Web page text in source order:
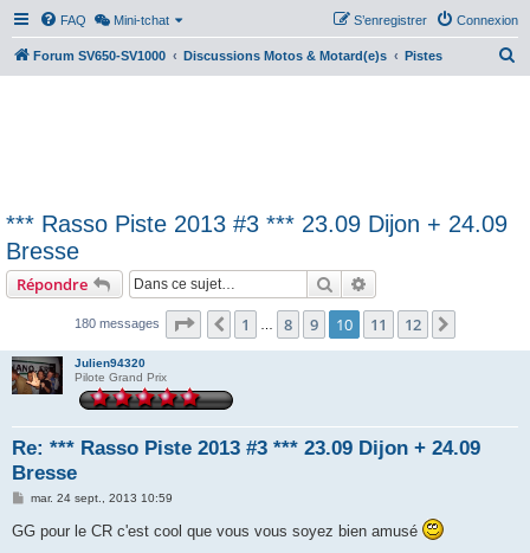
FAQ Mini-tchat Connexion
S’enregistrer
Forum SV650-SV1000 Discussions Motos & Motard(e)s Pistes
*** Rasso Piste 2013 #3 *** 23.09 Dijon + 24.09
Bresse
Répondre Rechercher
180 messages Page 10 sur 12
Précédente
1 8 9 10 11 12
Julien94320
Pilote Grand Prix
Re: *** Rasso Piste 2013 #3 *** 23.09 Dijon + 24.09
Bresse
M
s
s
mar. 24 sept., 2013 10:59
GG pour le CR c'est cool que vous vous soyez bien amusé